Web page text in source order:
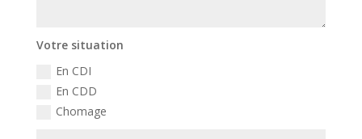
Votre situation
En CDI
En CDD
Chomage